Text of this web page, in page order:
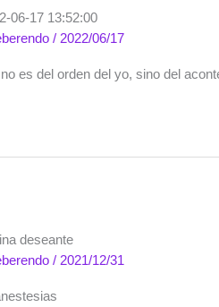
06-17 13:52:00
/ 2022/06/17
es del orden del yo, sino del
deseante
/ 2021/12/31